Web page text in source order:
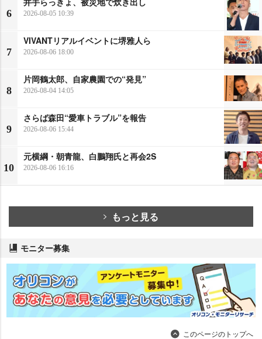
6 2026-08-05 10:39
7
VIVANTリアルイベントに堺雅人ら
2026-08-06 18:00
8
片岡鶴太郎、自家農園での“発見”
2026-08-04 14:05
9
さらば森田“愛車トラブル”を報告
2026-08-06 15:44
10
元横綱・朝青龍、白鵬翔氏と再会2S
2026-08-06 16:16
もっと見る
モニター募集
このページのトップへ